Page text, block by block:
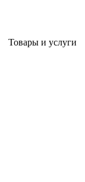
Товары и услуги